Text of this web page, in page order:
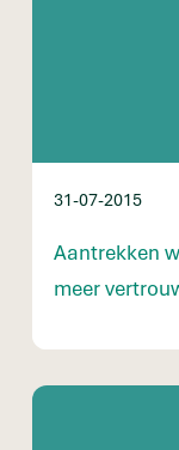
31-07-2015
Aantrekken
meer